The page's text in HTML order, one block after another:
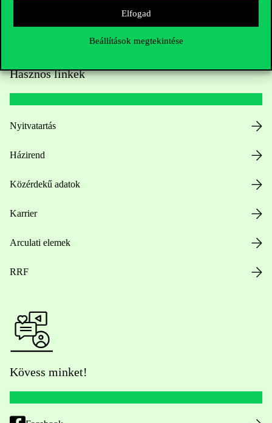
Elfogad
Beállítások megtekintése
Hasznos linkek
Nyitvatartás
Házirend
Közérdekű adatok
Karrier
Arculati elemek
RRF
Kövess minket!